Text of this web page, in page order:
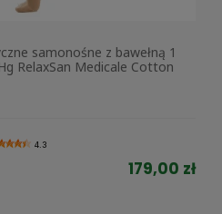
samonośne z bawełną 1
RelaxSan Medicale Cotton
4.3
179,00 zł